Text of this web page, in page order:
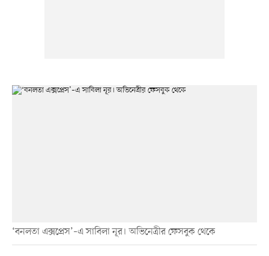
‘বনলতা এক্সপ্রেস’–এ সাবিলা নূর। অভিনেত্রীর ফেসবুক থেকে